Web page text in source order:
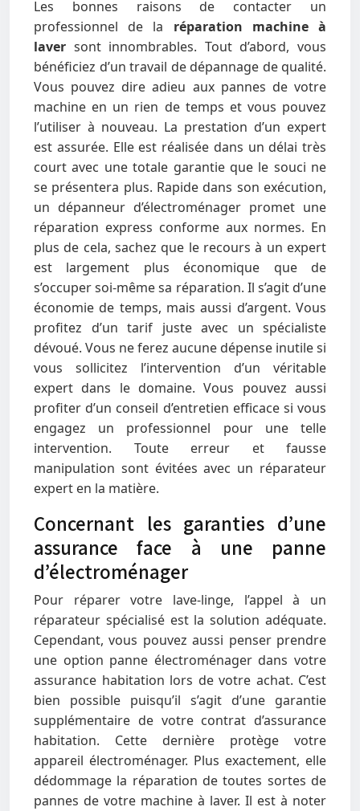
Les bonnes raisons de contacter un
professionnel de la réparation machine à
laver sont innombrables. Tout d’abord, vous
bénéficiez d’un travail de dépannage de qualité.
Vous pouvez dire adieu aux pannes de votre
machine en un rien de temps et vous pouvez
l’utiliser à nouveau. La prestation d’un expert
est assurée. Elle est réalisée dans un délai très
court avec une totale garantie que le souci ne
se présentera plus. Rapide dans son exécution,
un dépanneur d’électroménager promet une
réparation express conforme aux normes. En
plus de cela, sachez que le recours à un expert
est largement plus économique que de
s’occuper soi-même sa réparation. Il s’agit d’une
économie de temps, mais aussi d’argent. Vous
profitez d’un tarif juste avec un spécialiste
dévoué. Vous ne ferez aucune dépense inutile si
vous sollicitez l’intervention d’un véritable
expert dans le domaine. Vous pouvez aussi
profiter d’un conseil d’entretien efficace si vous
engagez un professionnel pour une telle
intervention. Toute erreur et fausse
manipulation sont évitées avec un réparateur
expert en la matière.
Concernant les garanties d’une
assurance face à une panne
d’électroménager
Pour réparer votre lave-linge, l’appel à un
réparateur spécialisé est la solution adéquate.
Cependant, vous pouvez aussi penser prendre
une option panne électroménager dans votre
assurance habitation lors de votre achat. C’est
bien possible puisqu’il s’agit d’une garantie
supplémentaire de votre contrat d’assurance
habitation. Cette dernière protège votre
appareil électroménager. Plus exactement, elle
dédommage la réparation de toutes sortes de
pannes de votre machine à laver. Il est à noter